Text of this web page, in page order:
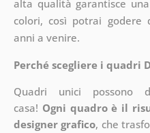
alta qualità garantisce
colori, così potrai godere
anni a venire.
Perché scegliere i quadri
Quadri unici possono
casa! Ogni quadro è il
designer grafico, che